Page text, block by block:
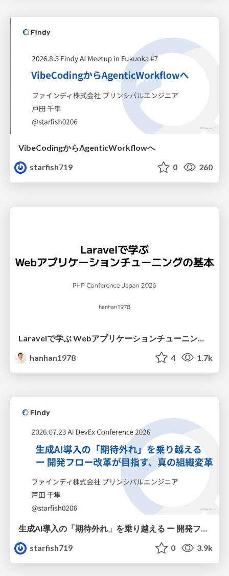
VibeCodingからAgenticWorkflowへ
starfish719
0 260
hanhan1978
4 1.7k
生成AI導入の「期待外れ」を乗り越える ー 開発フロー改革が目指す、真の組織変革
starfish719
0 3.9k